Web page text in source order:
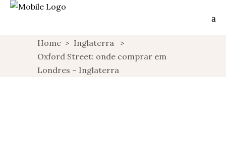
Home > Inglaterra
>
Oxford Street: onde comprar em
Londres – Inglaterra